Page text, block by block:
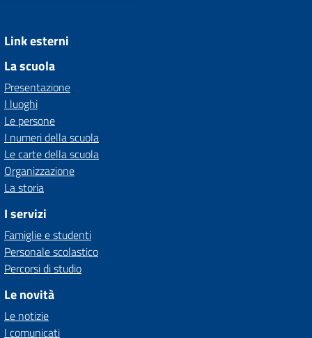
Link esterni
La scuola
Presentazione
I luoghi
Le persone
I numeri della scuola
Le carte della scuola
Organizzazione
La storia
I servizi
Famiglie e studenti
Personale scolastico
Percorsi di studio
Le novità
Le notizie
I comunicati